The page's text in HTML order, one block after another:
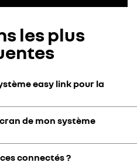
les plus
easy link pour la
système easy link pour la
Démarrer. Votre écran
de mon système
ressemble ! Ajoutez vos widgets
connectés ?